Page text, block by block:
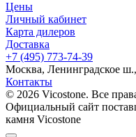
Цены
Личный кабинет
Карта дилеров
Доставка
+7 (495) 773-74-39
Москва, Ленинградское
Контакты
© 2026 Vicostone. Все
Официальный сайт
камня Vicostone